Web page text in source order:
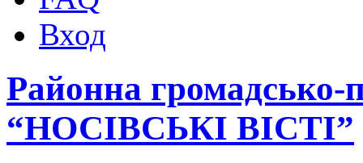
Вход
Районна громадсько-
“НОСІВСЬКІ ВІСТІ”